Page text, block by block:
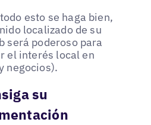
esto se haga bien,
localizado de su
será poderoso para
el interés local en
negocios).
su